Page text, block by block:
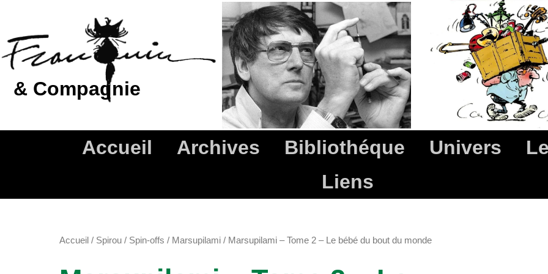
contenu
& Compagnie
Accueil Archives Bibliothéque Univers
Liens
Accueil / Spirou / Spin-offs / Marsupilami / Marsupilami – Tome 2 – Le bébé du bout du monde